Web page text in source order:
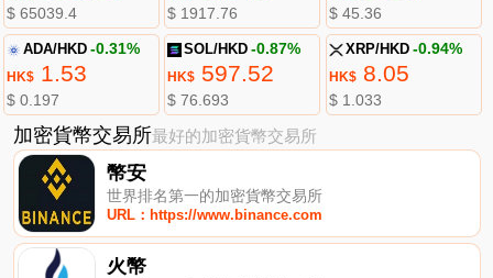
$ 65039.4 $ 1917.76 $ 45.36
ADA/HKD -0.31%
HK$1.53
$ 0.197
SOL/HKD -0.87%
HK$ 597.52
$ 76.693
XRP/HKD -0.94%
HK$8.05
$ 1.033
加密貨幣交易所最好的加密貨幣交易所
幣安
世界排名第一的加密貨幣交易所
URL：https://www.binance.com
火幣